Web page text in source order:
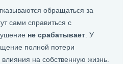
обращаться за
сами справиться с
не срабатывает . У
полной потери
на собственную жизнь.